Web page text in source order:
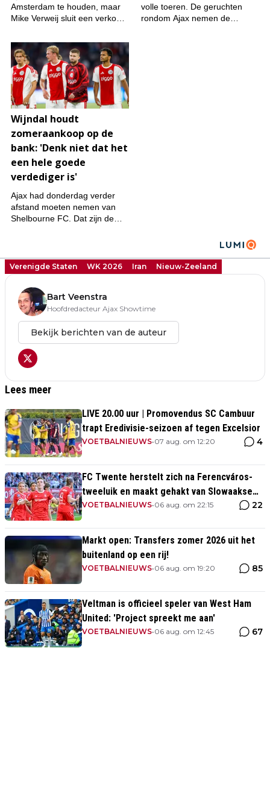
Verenigde Staten WK 2026 Iran Nieuw-Zeeland
Bart Veenstra
Hoofdredacteur Ajax Showtime
Bekijk berichten van de auteur
Lees meer
LIVE 20.00 uur | Promovendus SC Cambuur
trapt Eredivisie-seizoen af tegen Excelsior
VOETBALNIEUWS•07 aug. om 12:20 4
FC Twente herstelt zich na Ferencváros-
tweeluik en maakt gehakt van Slowaakse
opponent
VOETBALNIEUWS•06 aug. om 22:15 22
Markt open: Transfers zomer 2026 uit het
buitenland op een rij!
VOETBALNIEUWS•06 aug. om 19:20 85
Veltman is officieel speler van West Ham
United: 'Project spreekt me aan'
VOETBALNIEUWS•06 aug. om 12:45 67